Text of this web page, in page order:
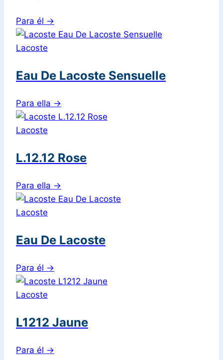
Para él →
Lacoste
Eau De Lacoste Sensuelle
Para ella →
Lacoste
L.12.12 Rose
Para ella →
Lacoste
Eau De Lacoste
Para él →
Lacoste
L1212 Jaune
Para él →